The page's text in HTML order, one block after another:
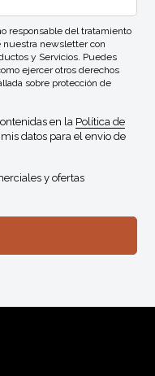
responsable del tratamiento
nuestra newsletter con
y Servicios. Puedes
ejercer otros derechos
sobre protección de
en la Política de
datos para el envio de
y ofertas